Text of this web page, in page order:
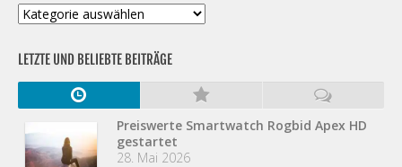
Kategorien
LETZTE UND BELIEBTE BEITRÄGE
Preiswerte Smartwatch Rogbid Apex HD
gestartet
28. Mai 2026